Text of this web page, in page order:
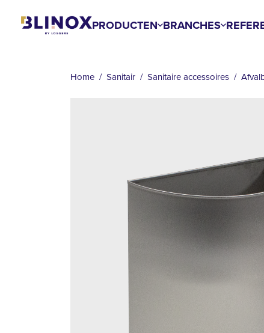
PRODUCTEN BRANCHES
Home Sanitair Sanitaire accessoires